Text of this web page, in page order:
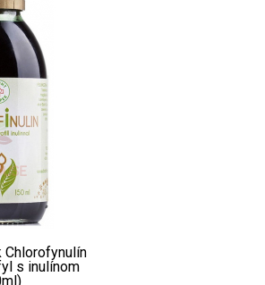
Chlorofynulín
s inulínom